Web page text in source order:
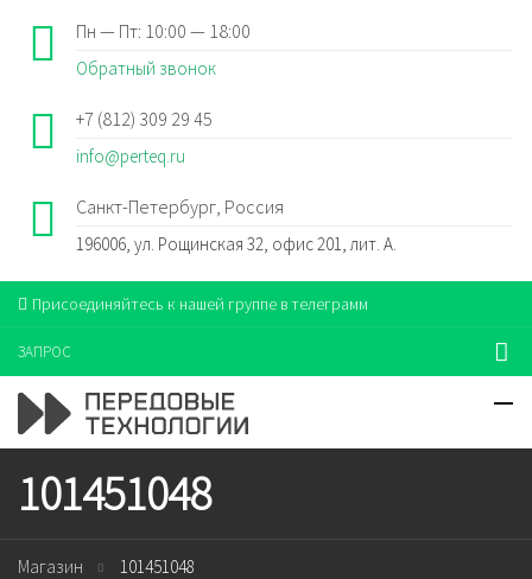
Пн — Пт: 10:00 — 18:00
Обратный звонок
+7 (812) 309 29 45
info@perteq.ru
Санкт-Петербург, Россия
196006, ул. Рощинская 32, офис 201, лит. А.
Присоединяйтесь к нашей группе в телеграмм
ЗАПРОС
101451048
Магазин 101451048